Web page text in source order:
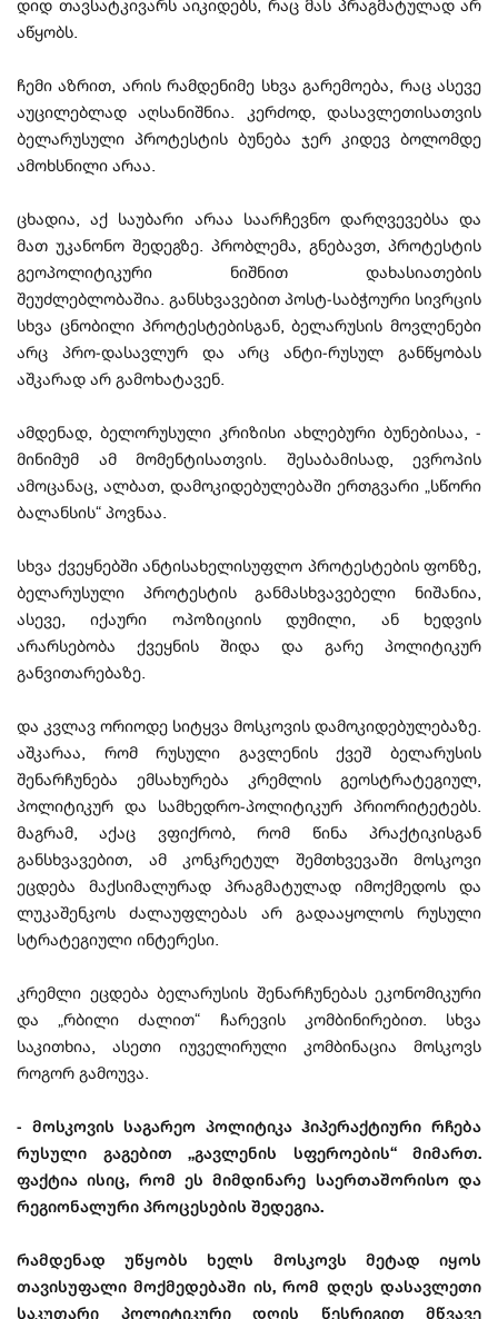
დიდ თავსატკივარს აიკიდებს, რაც მას პრაგმატულად არ
აწყობს.
ჩემი აზრით, არის რამდენიმე სხვა გარემოება, რაც ასევე
აუცილებლად აღსანიშნია. კერძოდ, დასავლეთისათვის
ბელარუსული პროტესტის ბუნება ჯერ კიდევ ბოლომდე
ამოხსნილი არაა.
ცხადია, აქ საუბარი არაა საარჩევნო დარღვევებსა და
მათ უკანონო შედეგზე. პრობლემა, გნებავთ, პროტესტის
გეოპოლიტიკური ნიშნით დახასიათების
შეუძლებლობაშია. განსხვავებით პოსტ-საბჭოური სივრცის
სხვა ცნობილი პროტესტებისგან, ბელარუსის მოვლენები
არც პრო-დასავლურ და არც ანტი-რუსულ განწყობას
აშკარად არ გამოხატავენ.
ამდენად, ბელორუსული კრიზისი ახლებური ბუნებისაა, -
მინიმუმ ამ მომენტისათვის. შესაბამისად, ევროპის
ამოცანაც, ალბათ, დამოკიდებულებაში ერთგვარი „სწორი
ბალანსის“ პოვნაა.
სხვა ქვეყნებში ანტისახელისუფლო პროტესტების ფონზე,
ბელარუსული პროტესტის განმასხვავებელი ნიშანია,
ასევე, იქაური ოპოზიციის დუმილი, ან ხედვის
არარსებობა ქვეყნის შიდა და გარე პოლიტიკურ
განვითარებაზე.
და კვლავ ორიოდე სიტყვა მოსკოვის დამოკიდებულებაზე.
აშკარაა, რომ რუსული გავლენის ქვეშ ბელარუსის
შენარჩუნება ემსახურება კრემლის გეოსტრატეგიულ,
პოლიტიკურ და სამხედრო-პოლიტიკურ პრიორიტეტებს.
მაგრამ, აქაც ვფიქრობ, რომ წინა პრაქტიკისგან
განსხვავებით, ამ კონკრეტულ შემთხვევაში მოსკოვი
ეცდება მაქსიმალურად პრაგმატულად იმოქმედოს და
ლუკაშენკოს ძალაუფლებას არ გადააყოლოს რუსული
სტრატეგიული ინტერესი.
კრემლი ეცდება ბელარუსის შენარჩუნებას ეკონომიკური
და „რბილი ძალით“ ჩარევის კომბინირებით. სხვა
საკითხია, ასეთი იუველირული კომბინაცია მოსკოვს
როგორ გამოუვა.
- მოსკოვის საგარეო პოლიტიკა ჰიპერაქტიური რჩება
რუსული გაგებით „გავლენის სფეროების“ მიმართ.
ფაქტია ისიც, რომ ეს მიმდინარე საერთაშორისო და
რეგიონალური პროცესების შედეგია.
რამდენად უწყობს ხელს მოსკოვს მეტად იყოს
თავისუფალი მოქმედებაში ის, რომ დღეს დასავლეთი
საკუთარი პოლიტიკური დღის წესრიგით მწვავე